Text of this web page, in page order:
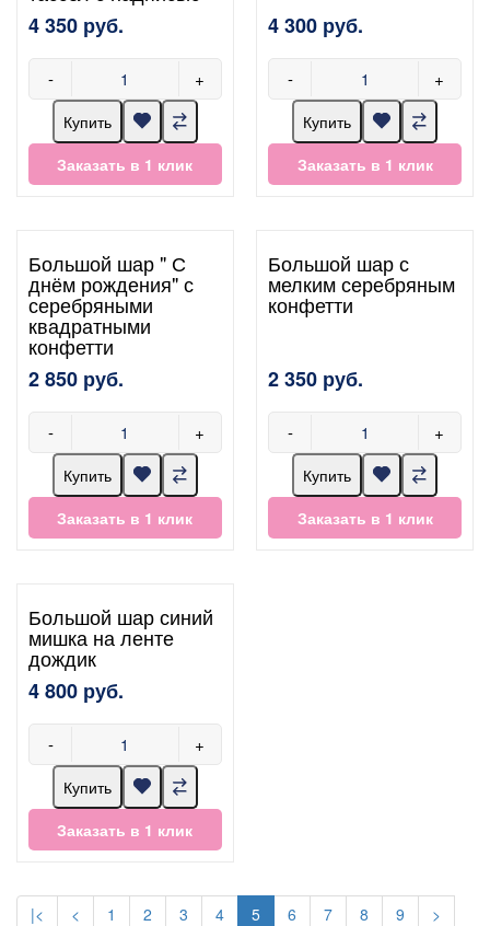
4 350 руб.
- +
Купить
Заказать в 1 клик
4 300 руб.
- +
Купить
Заказать в 1 клик
Большой шар " С
днём рождения" с
серебряными
квадратными
конфетти
2 850 руб.
- +
Купить
Заказать в 1 клик
Большой шар с
мелким серебряным
конфетти
2 350 руб.
- +
Купить
Заказать в 1 клик
Большой шар синий
мишка на ленте
дождик
4 800 руб.
- +
Купить
Заказать в 1 клик
|< < 1 2 3 4 5 6 7 8 9
>